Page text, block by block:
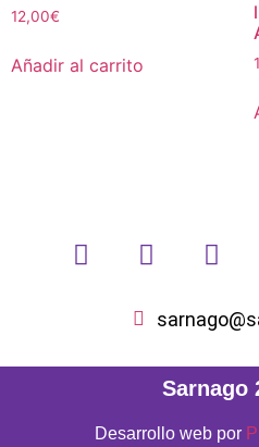
12,00€
Añadir al carrito
Sarnago
Desarrollo web por